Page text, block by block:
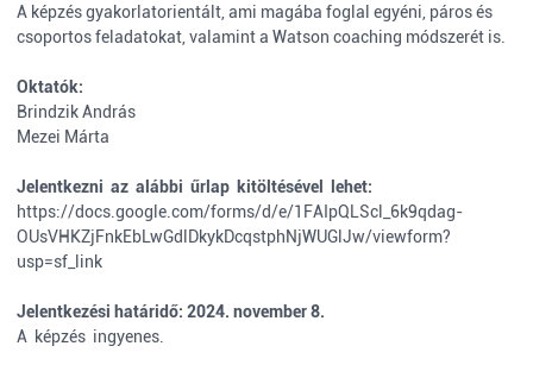
A képzés gyakorlatorientált, ami magába foglal egyéni, páros és
csoportos feladatokat, valamint a Watson coaching módszerét is.
Oktatók:
Brindzik András
Mezei Márta
Jelentkezni az alábbi űrlap kitöltésével lehet:
https://docs.google.com/forms/d/e/1FAIpQLScl_6k9qdag-
OUsVHKZjFnkEbLwGdlDkykDcqstphNjWUGlJw/viewform?
usp=sf_link
Jelentkezési határidő: 2024. november 8.
A képzés ingyenes.